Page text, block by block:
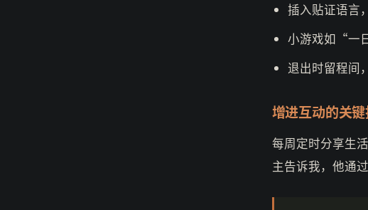
插入贴证语言
小游戏如“一
退出时留程间
增进互动的关
每周定时分享生
主告诉我，他通